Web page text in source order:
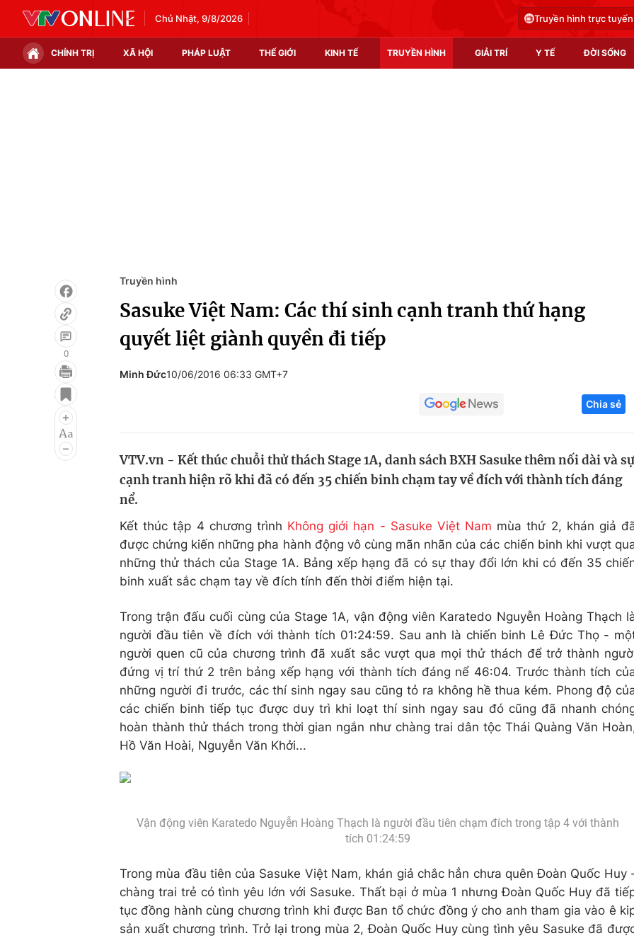
Chủ Nhật, 9/8/2026 Truyền hình trực tuyến
CHÍNH TRỊ XÃ HỘI PHÁP LUẬT THẾ GIỚI KINH TẾ TRUYỀN HÌNH GIẢI TRÍ Y TẾ ĐỜI SỐNG
Infographic
Điện ảnh
Âm nhạc
Chất lượng cuộc sống
Tuyển sinh
Hitech Công
Thị trường
0
Truyền hình
Sasuke Việt Nam: Các thí sinh cạnh tranh thứ hạng
quyết liệt giành quyền đi tiếp
Minh Đức10/06/2016 06:33 GMT+7
Chia sẻ
VTV.vn - Kết thúc chuỗi thử thách Stage 1A, danh sách BXH Sasuke thêm nối dài và sự
cạnh tranh hiện rõ khi đã có đến 35 chiến binh chạm tay về đích với thành tích đáng
nể.
Kết thúc tập 4 chương trình Không giới hạn - Sasuke Việt Nam mùa thứ 2, khán giả
được chứng kiến những pha hành động vô cùng mãn nhãn của các chiến binh khi vượt
những thử thách của Stage 1A. Bảng xếp hạng đã có sự thay đổi lớn khi có đến 35
binh xuất sắc chạm tay về đích tính đến thời điểm hiện tại.
Trong trận đấu cuối cùng của Stage 1A, vận động viên Karatedo Nguyễn Hoàng Thạch
người đầu tiên về đích với thành tích 01:24:59. Sau anh là chiến binh Lê Đức Thọ -
người quen cũ của chương trình đã xuất sắc vượt qua mọi thử thách để trở thành
đứng vị trí thứ 2 trên bảng xếp hạng với thành tích đáng nể 46:04. Trước thành tích
những người đi trước, các thí sinh ngay sau cũng tỏ ra không hề thua kém. Phong độ
các chiến binh tiếp tục được duy trì khi loạt thí sinh ngay sau đó cũng đã nhanh
hoàn thành thử thách trong thời gian ngắn như chàng trai dân tộc Thái Quàng Văn
Hồ Văn Hoài, Nguyễn Văn Khởi...
Vận động viên Karatedo Nguyễn Hoàng Thạch là người đầu tiên chạm đích trong tập 4 với thành
tích 01:24:59
Trong mùa đầu tiên của Sasuke Việt Nam, khán giả chắc hẳn chưa quên Đoàn Quốc Huy
chàng trai trẻ có tình yêu lớn với Sasuke. Thất bại ở mùa 1 nhưng Đoàn Quốc Huy đã
tục đồng hành cùng chương trình khi được Ban tổ chức đồng ý cho anh tham gia vào ê
sản xuất chương trình. Trở lại trong mùa 2, Đoàn Quốc Huy cùng tình yêu Sasuke đã